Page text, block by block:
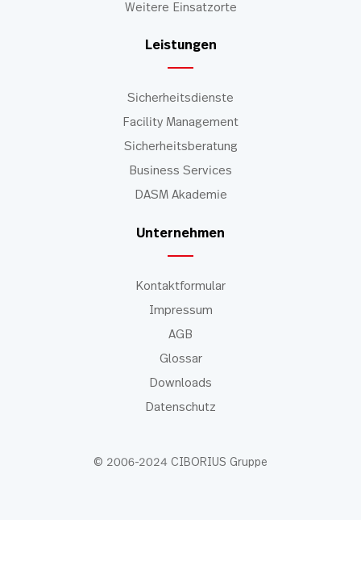
Weitere Einsatzorte
Leistungen
Sicherheitsdienste
Facility Management
Sicherheitsberatung
Business Services
DASM Akademie
Unternehmen
Kontaktformular
Impressum
AGB
Glossar
Downloads
Datenschutz
© 2006-2024 CIBORIUS Gruppe